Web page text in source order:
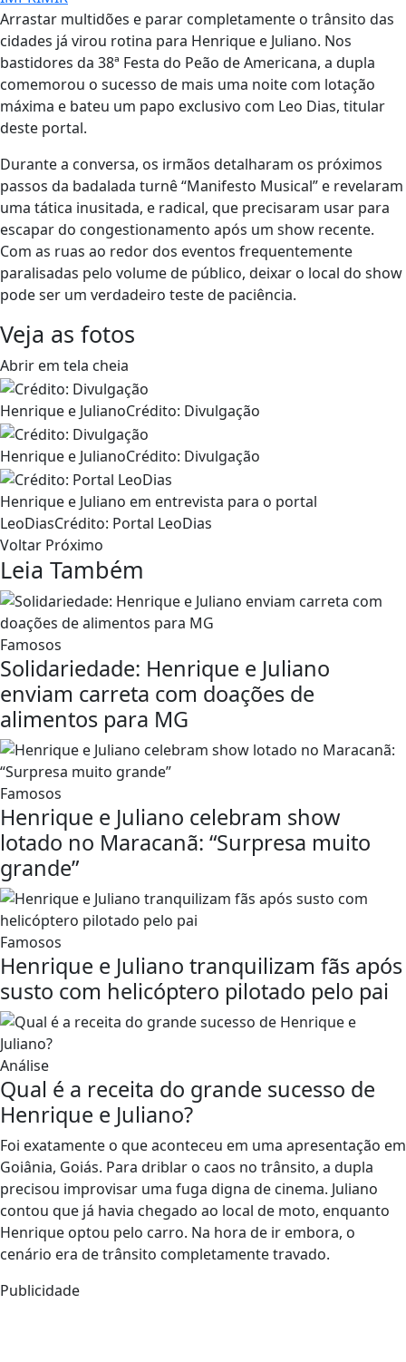
Arrastar multidões e parar completamente o trânsito das
cidades já virou rotina para Henrique e Juliano. Nos
bastidores da 38ª Festa do Peão de Americana, a dupla
comemorou o sucesso de mais uma noite com lotação
máxima e bateu um papo exclusivo com Leo Dias, titular
deste portal.
Durante a conversa, os irmãos detalharam os próximos
passos da badalada turnê “Manifesto Musical” e revelaram
uma tática inusitada, e radical, que precisaram usar para
escapar do congestionamento após um show recente.
Com as ruas ao redor dos eventos frequentemente
paralisadas pelo volume de público, deixar o local do show
pode ser um verdadeiro teste de paciência.
Veja as fotos
Abrir em tela cheia
Henrique e JulianoCrédito: Divulgação
Henrique e JulianoCrédito: Divulgação
Henrique e Juliano em entrevista para o portal
LeoDiasCrédito: Portal LeoDias
Voltar Próximo
Leia Também
Famosos
Solidariedade: Henrique e Juliano
enviam carreta com doações de
alimentos para MG
Famosos
Henrique e Juliano celebram show
lotado no Maracanã: “Surpresa muito
grande”
Famosos
Henrique e Juliano tranquilizam fãs após
susto com helicóptero pilotado pelo pai
Análise
Qual é a receita do grande sucesso de
Henrique e Juliano?
Foi exatamente o que aconteceu em uma apresentação em
Goiânia, Goiás. Para driblar o caos no trânsito, a dupla
precisou improvisar uma fuga digna de cinema. Juliano
contou que já havia chegado ao local de moto, enquanto
Henrique optou pelo carro. Na hora de ir embora, o
cenário era de trânsito completamente travado.
Publicidade